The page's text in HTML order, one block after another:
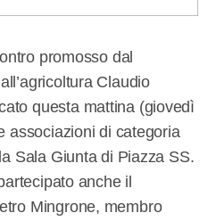
promosso dal
Claudio
questa mattina (giovedì
associazioni di categoria
Sala Giunta di Piazza SS.
anche il
Mingrone, membro